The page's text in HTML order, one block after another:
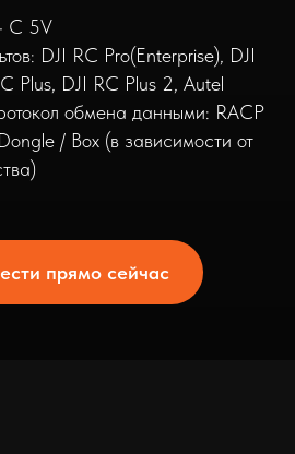
C 5V
DJI RC Pro(Enterprise), DJI
Plus, DJI RC Plus 2, Autel
обмена данными: RACP
/ Box (в зависимости от
прямо сейчас